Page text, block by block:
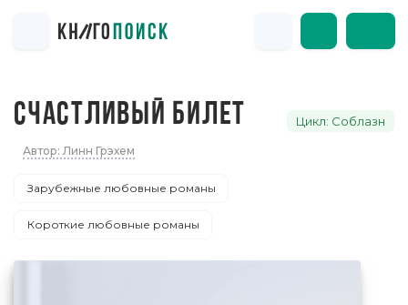
СЧАСТЛИВЫЙ БИЛЕТ Цикл: Соблазн
Автор: Линн Грэхем
Зарубежные любовные романы
Короткие любовные романы